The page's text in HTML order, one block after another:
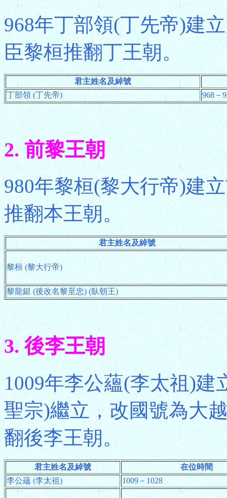
968年丁部領(丁先帝)建
臣黎桓推翻丁王朝。
君主姓名及綽號
丁部領 (丁先帝)
968－
2. 前黎王朝
980年黎桓(黎大行帝)建
推翻本王朝。
君主姓名及綽號
黎桓 (黎大行帝)
黎龍鋌 (後改名黎至忠) (臥朝王)
3. 後李王朝
1009年李公蘊(李太祖)建
聖宗)繼立，改國號為大
翻後李王朝。
君主姓名及綽號
在位時間
李公蘊 (李太祖)
1009－1028